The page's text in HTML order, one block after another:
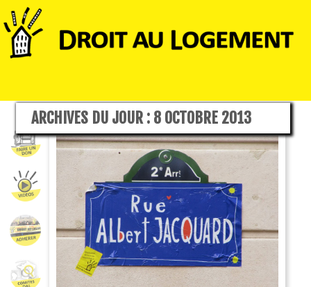
ARCHIVES DU JOUR : 8 OCTOBRE 2013